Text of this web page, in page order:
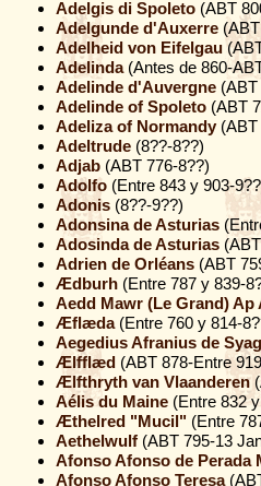
Adelgis di Spoleto (ABT
Adelgunde d'Auxerre
Adelheid von Eifelgau
Adelinda(Antes de 860-
Adelinde d'Auvergne
Adelinde of Spoleto (ABT
Adeliza of Normandy
Adeltrude (8??-8??)
Adjab (ABT 776-8??)
Adolfo (Entre 843 y 903-
Adonis (8??-9??)
Adonsina de Asturias
Adosinda de Asturias
Adrien de Orléans (ABT
Ædburh (Entre 787 y 839-
Aedd Mawr (Le Grand)
Æflæda(Entre 760 y 814-
Aegedius Afranius de
Ælfflæd (ABT 878-Entre
Ælfthryth van Vlaanderen
Aélis du Maine (Entre 832
Æthelred "Mucil" (Entre
Aethelwulf (ABT 795-13
Afonso Afonso de Perada
Afonso Afonso Teresa